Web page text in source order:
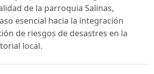
de la parroquia Salinas,
esencial hacia la integración
de riesgos de desastres en la
local.